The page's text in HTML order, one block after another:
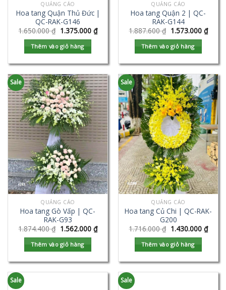
QUẢNG CÁO
Hoa tang Quận Thủ Đức |
QC-RAK-G146
1.650.000₫ 1.375.000 ₫
Thêm vào giỏ hàng
QUẢNG CÁO
Hoa tang Quận 2 | QC-
RAK-G144
1.887.600₫ 1.573.000 ₫
Thêm vào giỏ hàng
Sale
QUẢNG CÁO
Hoa tang Gò Vấp | QC-
RAK-G93
1.874.400₫ 1.562.000 ₫
Thêm vào giỏ hàng
Sale
QUẢNG CÁO
Hoa tang Củ Chi | QC-RAK-
G200
1.716.000₫ 1.430.000 ₫
Thêm vào giỏ hàng
Sale Sale